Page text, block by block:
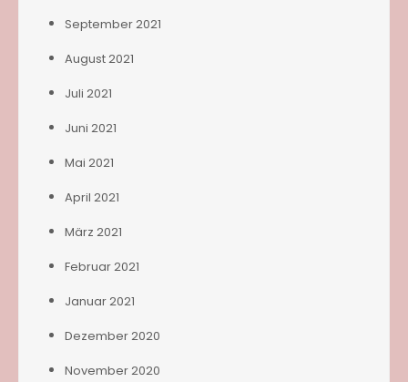
September 2021
August 2021
Juli 2021
Juni 2021
Mai 2021
April 2021
März 2021
Februar 2021
Januar 2021
Dezember 2020
November 2020